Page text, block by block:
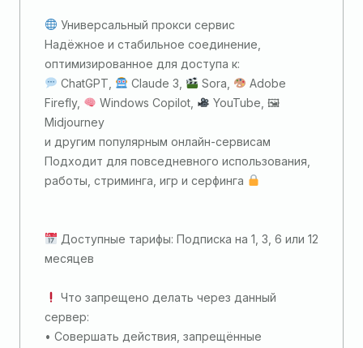
Универсальный прокси сервис
Надёжное и стабильное соединение,
оптимизированное для доступа к:
ChatGPT,
Claude 3, Sora,
Adobe
Firefly,
Windows Copilot,
YouTube, 🖼
Midjourney
и другим популярным онлайн-сервисам
Подходит для повседневного использования,
работы, стриминга, игр и серфинга
Доступные тарифы: Подписка на 1, 3, 6 или 12
месяцев
Что запрещено делать через данный
сервер:
• Совершать действия, запрещённые